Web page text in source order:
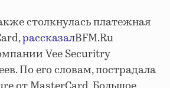
столкнулась платежная
рассказалBFM.Ru
Vee Securitry
По его словам, пострадала